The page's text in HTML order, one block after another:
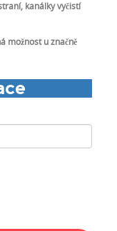
kanálky vyčistí
možnost u značně